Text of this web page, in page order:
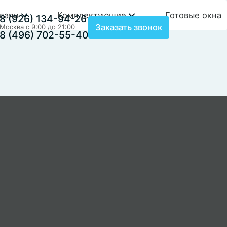
8 (926) 134-94-26
Москва с 9:00 до 21:00
8 (496) 702-55-40
Заказать звонок
Комплектующие Готовые окна